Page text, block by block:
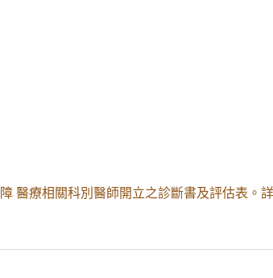
醫療相關科別醫師開立之診斷書及評估表。